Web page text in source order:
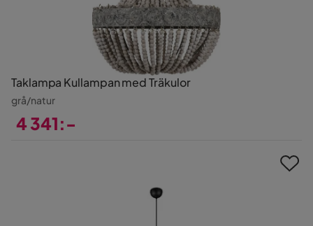
Taklampa Kullampan med Träkulor
grå/natur
4 341:-